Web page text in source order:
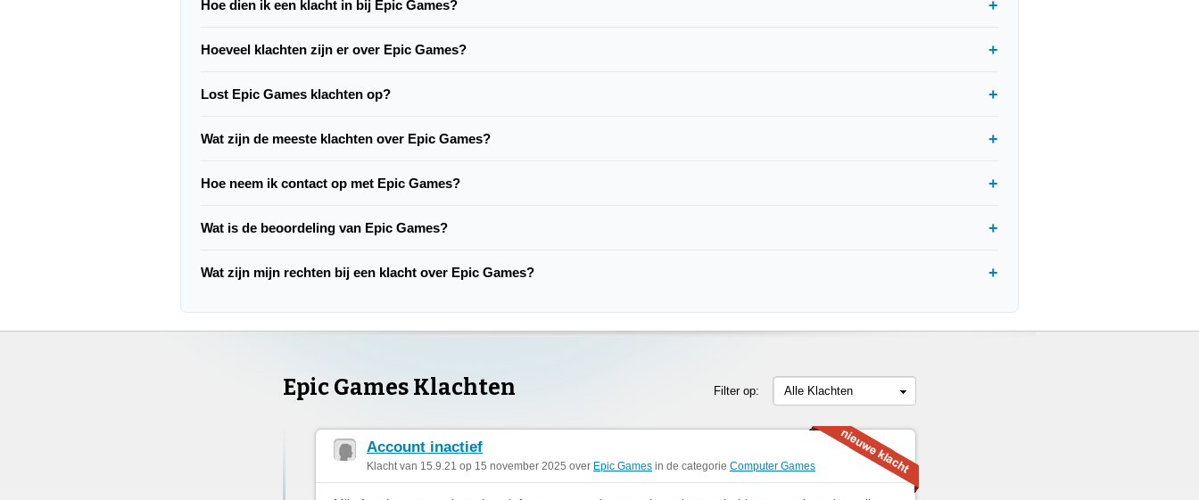
Hoe dien ik een klacht in bij Epic Games?
Hoeveel klachten zijn er over Epic Games?
Lost Epic Games klachten op?
Wat zijn de meeste klachten over Epic Games?
Hoe neem ik contact op met Epic Games?
Wat is de beoordeling van Epic Games?
Wat zijn mijn rechten bij een klacht over Epic Games?
Epic Games Klachten Filter op: Alle Klachten
Account inactief
Klacht van 15.9.21 op 15 november 2025 over Epic Games in de categorie Computer Games